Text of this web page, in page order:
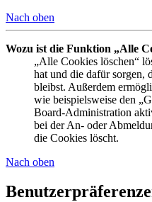
Nach oben
Wozu ist die Funktion „Alle
„Alle Cookies löschen“
hat und die dafür sorgen,
bleibst. Außerdem
wie beispielsweise den
Board-Administration
bei der An- oder
die Cookies löscht.
Nach oben